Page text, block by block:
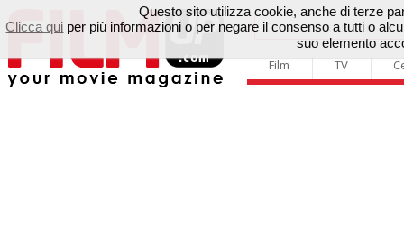
Film TV
Questo sito utilizza cookie, anche di terze
Clicca qui per più informazioni o per negare il consenso a tutti o
suo elemento